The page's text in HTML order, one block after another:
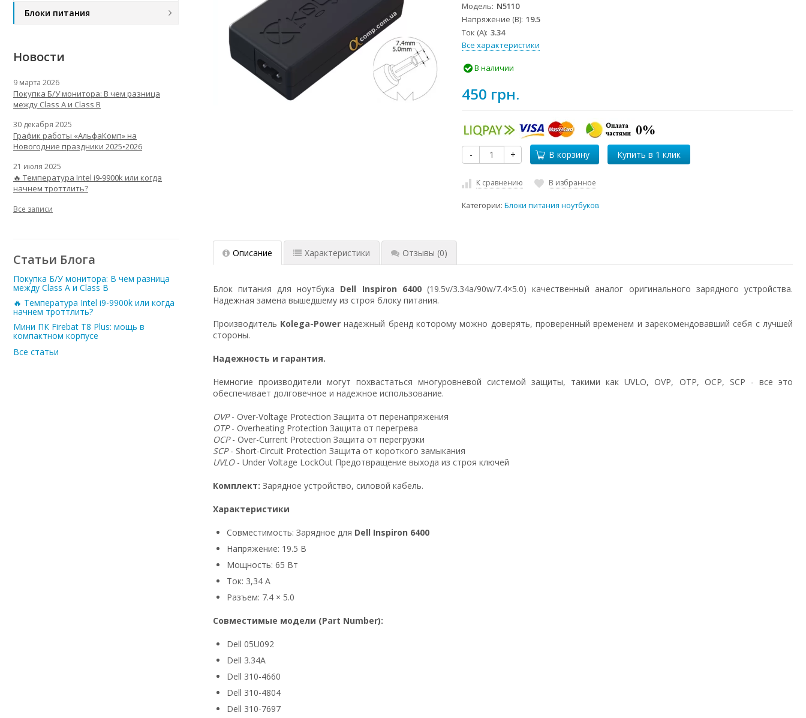
Модель N5110
Напряжение (В) 19.5
Ток (А) 3.34
Все характеристики
В наличии
450 грн.
- + В корзину
К сравнению В избранное
Категории:Блоки питания ноутбуков
Описание Характеристики Отзывы (0)
Блок питания для ноутбука Dell Inspiron 6400 (19.5v/3.34a/90w/7.4×5.0) качественный аналог оригинального зарядного устройства.
Надежная замена вышедшему из строя блоку питания.
Производитель Kolega-Powerнадежный бренд которому можно доверять, проверенный временем и зарекомендовавший себя с лучшей
стороны.
Надежность и гарантия.
Немногие производители могут похвастаться многуровневой системой защиты, такими как UVLO, OVP, OTP, OCP, SCP - все это
обеспечивает долговечное и надежное использование.
OVP- Over-Voltage Protection Защита от перенапряжения
OTP- Overheating Protection Защита от перегрева
OCP- Over-Current Protection Защита от перегрузки
SCP- Short-Circuit Protection Защита от короткого замыкания
UVLO- Under Voltage LockOut Предотвращение выхода из строя ключей
Комплект: Зарядное устройство, силовой кабель.
Характеристики
Совместимость: Зарядное для Dell Inspiron 6400
Напряжение: 19.5 В
Мощность: 65 Вт
Ток: 3,34 А
Разъем: 7.4 × 5.0
Совместимые модели (Part Number):
Dell 05U092
Dell 3.34A
Dell 310-4660
Dell 310-4804
Dell 310-7697
Блоки питания
Новости
9 марта 2026
Покупка Б/У монитора: В чем разница
между Class A и Class B
30 декабря 2025
График работы «АльфаКомп» на
Новогодние праздники 2025•2026
21 июля 2025
🔥 Температура Intel i9-9900k или когда
начнем троттлить?
Все записи
Статьи Блога
Покупка Б/У монитора: В чем разница
между Class A и Class B
🔥 Температура Intel i9-9900k или когда
начнем троттлить?
Мини ПК Firebat T8 Plus: мощь в
компактном корпусе
Все статьи